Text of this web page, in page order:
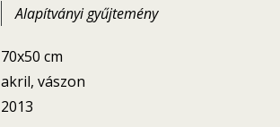
Alapítványi gyűjtemény
70x50 cm
akril, vászon
2013